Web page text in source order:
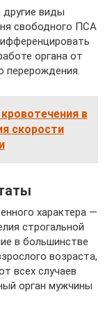
виды
свободного ПСА
органа от
перерождения.
в
скорости
характера —
строгальной
в большинстве
возраста,
всех случаев
орган мужчины